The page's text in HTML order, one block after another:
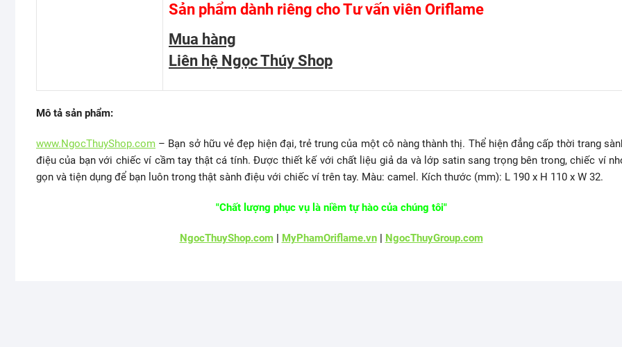
Sản phẩm dành riêng cho Tư vấn viên Oriflame
Mua hàng
Liên hệ Ngọc Thúy Shop
Mô tả sản phẩm:
www.NgocThuyShop.com – Bạn sở hữu vẻ đẹp hiện đại, trẻ trung của một cô nàng thành thị. Thể hiện đẳng cấp thời trang
điệu của bạn với chiếc ví cầm tay thật cá tính. Được thiết kế với chất liệu giả da và lớp satin sang trọng bên trong, chiếc ví
gọn và tiện dụng để bạn luôn trong thật sành điệu với chiếc ví trên tay. Màu: camel. Kích thước (mm): L 190 x H 110 x W 32.
"Chất lượng phục vụ là niềm tự hào của chúng tôi"
NgocThuyShop.com| MyPhamOriflame.vn| NgocThuyGroup.com